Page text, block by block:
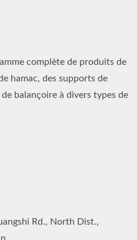
complète de produits de
hamac, des supports de
balançoire à divers types de
Rd., North Dist.,